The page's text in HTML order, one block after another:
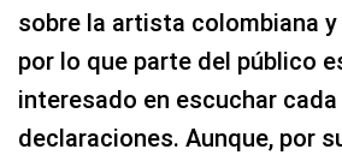
sobre la artista colombiana
por lo que parte del público
interesado en escuchar
declaraciones. Aunque, por